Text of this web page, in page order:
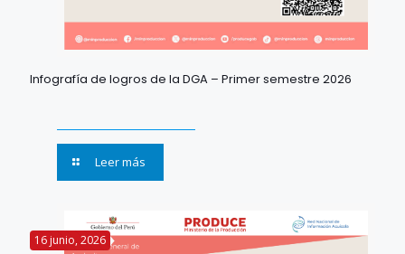
Infografía de logros de la DGA – Primer semestre 2026
Leer más
16 junio, 2026